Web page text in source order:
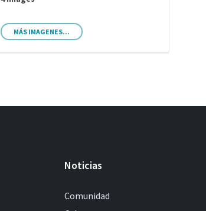
MÁS IMAGENES...
Noticias
Comunidad